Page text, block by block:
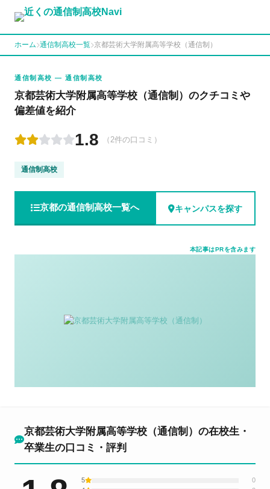
ホーム 通信制高校一覧 京都芸術大学附属高等学校（通信制）
通信制高校 — 通信制高校
京都芸術大学附属高等学校（通信制）のクチコミや
偏差値を紹介
1.8 （2件の口コミ）
通信制高校
京都の通信制高校一覧へ キャンパスを探す
本記事はPRを含みます
京都芸術大学附属高等学校（通信制）の在校生・
卒業生の口コミ・評判
5
0